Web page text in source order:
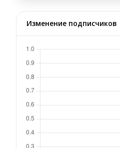
Изменение подписчиков